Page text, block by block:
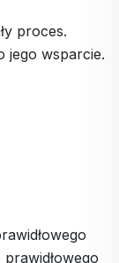
proces.
jego wsparcie.